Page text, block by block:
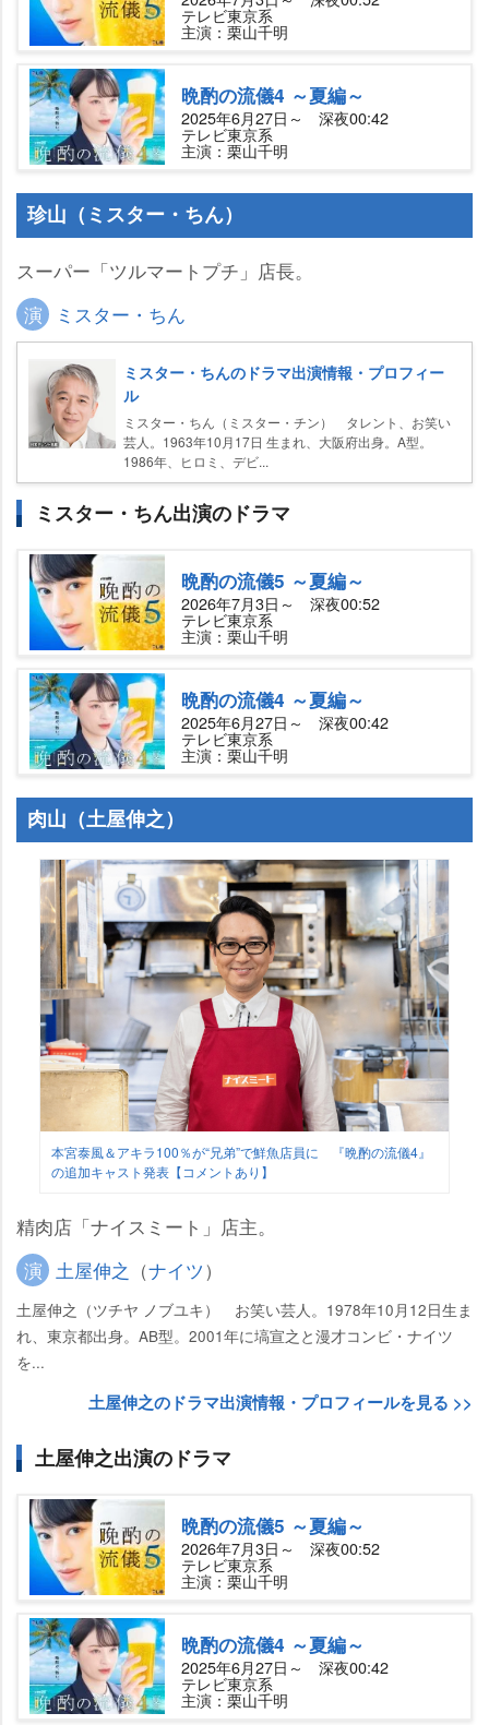
テレビ東京系
主演：栗山千明
晩酌の流儀4 ～夏編～
2025年6月27日～ 深夜00:42
テレビ東京系
主演：栗山千明
珍山（ミスター・ちん）
スーパー「ツルマートプチ」店長。
演
ミスター・ちん
ミスター・ちんのドラマ出演情報・プロフィー
ル
ミスター・ちん（ミスター・チン） タレント、お笑い
芸人。1963年10月17日 生まれ、大阪府出身。A型。
1986年、ヒロミ、デビ...
ミスター・ちん出演のドラマ
晩酌の流儀5 ～夏編～
2026年7月3日～ 深夜00:52
テレビ東京系
主演：栗山千明
晩酌の流儀4 ～夏編～
2025年6月27日～ 深夜00:42
テレビ東京系
主演：栗山千明
肉山（土屋伸之）
本宮泰風＆アキラ100％が“兄弟”で鮮魚店員に 『晩酌の流儀4』
の追加キャスト発表【コメントあり】
精肉店「ナイスミート」店主。
演 土屋伸之 （ナイツ）
土屋伸之（ツチヤ ノブユキ） お笑い芸人。1978年10月12日生ま
れ、東京都出身。AB型。2001年に塙宣之と漫才コンビ・ナイツ
を...
土屋伸之のドラマ出演情報・プロフィールを見る >>
土屋伸之出演のドラマ
晩酌の流儀5 ～夏編～
2026年7月3日～ 深夜00:52
テレビ東京系
主演：栗山千明
晩酌の流儀4 ～夏編～
2025年6月27日～ 深夜00:42
テレビ東京系
主演：栗山千明